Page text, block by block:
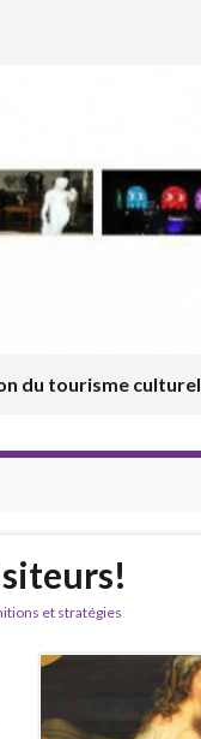
du tourisme culturel
et stratégies